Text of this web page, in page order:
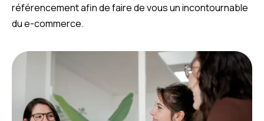
référencement afin de faire de vous un incontournable
du e-commerce.